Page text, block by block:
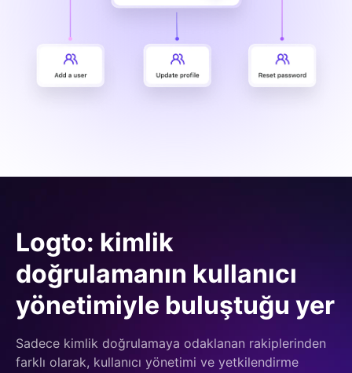
Logto: kimlik
doğrulamanın kullanıcı
yönetimiyle buluştuğu yer
Sadece kimlik doğrulamaya odaklanan rakiplerinden
farklı olarak, kullanıcı yönetimi ve yetkilendirme